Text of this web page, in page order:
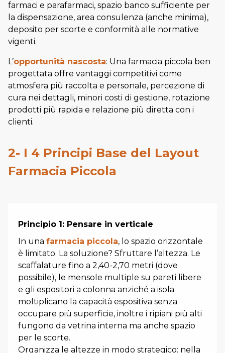
farmaci e parafarmaci, spazio banco sufficiente per
la dispensazione, area consulenza (anche minima),
deposito per scorte e conformità alle normative
vigenti.
L’opportunità nascosta: Una farmacia piccola ben
progettata offre vantaggi competitivi come
atmosfera più raccolta e personale, percezione di
cura nei dettagli, minori costi di gestione, rotazione
prodotti più rapida e relazione più diretta con i
clienti.
2- I 4 Principi Base del Layout
Farmacia Piccola
Principio 1: Pensare in verticale
In una farmacia piccola, lo spazio orizzontale
è limitato. La soluzione? Sfruttare l’altezza. Le
scaffalature fino a 2,40-2,70 metri (dove
possibile), le mensole multiple su pareti libere
e gli espositori a colonna anziché a isola
moltiplicano la capacità espositiva senza
occupare più superficie, inoltre i ripiani più alti
fungono da vetrina interna ma anche spazio
per le scorte.
Organizza le altezze in modo strategico: nella